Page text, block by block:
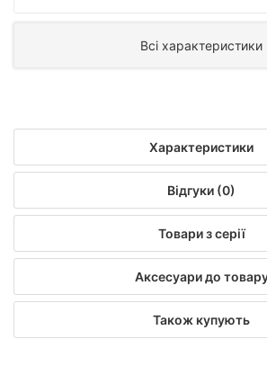
Всі характеристики
Характеристики
Відгуки (0)
Товари з серії
Аксесуари до
Також купують